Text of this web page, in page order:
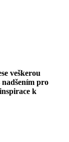
veškerou
pro
k